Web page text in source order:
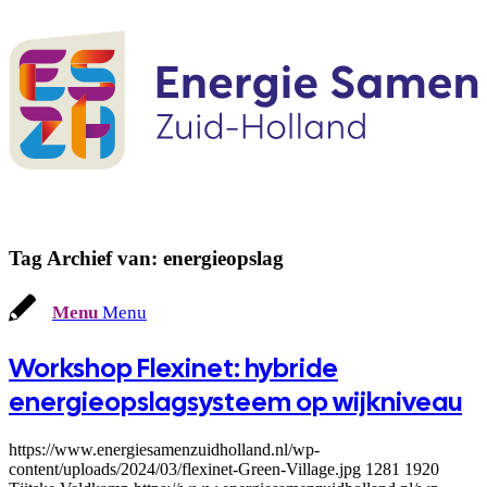
Menu Menu
Tag Archief van: energieopslag
Workshop Flexinet: hybride
energieopslagsysteem op wijkniveau
https://www.energiesamenzuidholland.nl/wp-
content/uploads/2024/03/flexinet-Green-Village.jpg 1281 1920